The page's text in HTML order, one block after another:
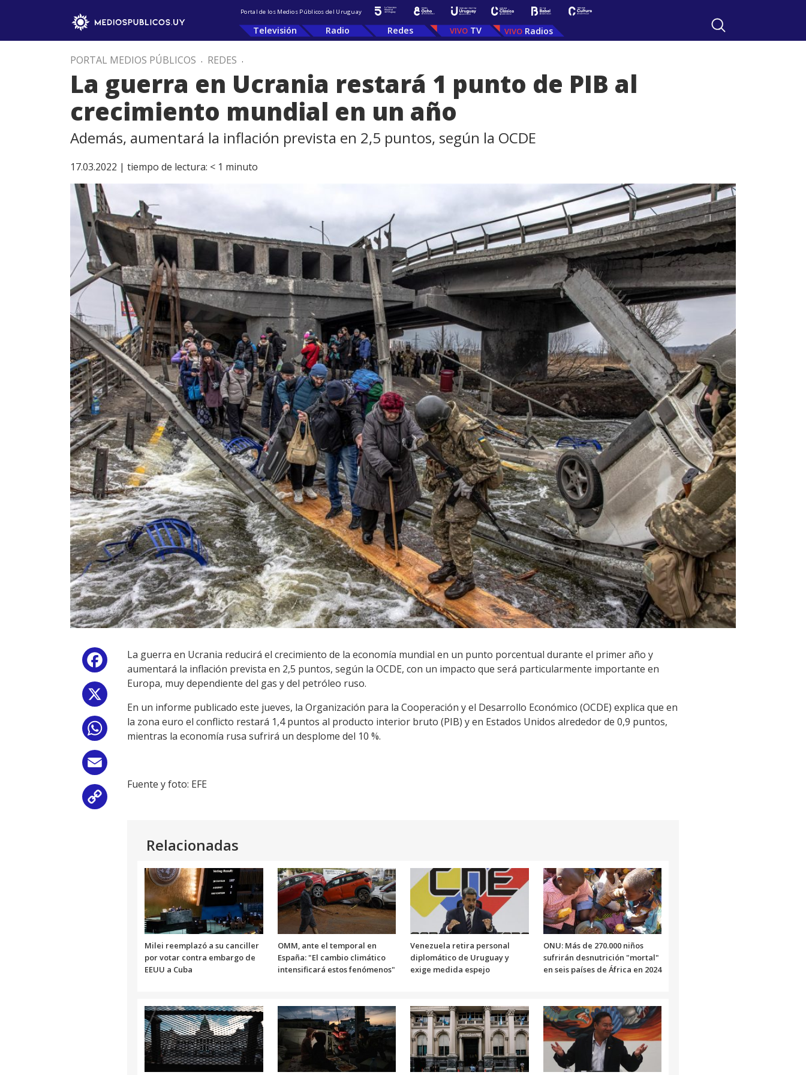
Portal de los Medios Públicos del Uruguay
Televisión Radio Redes TV Radios
PORTAL MEDIOS PÚBLICOS . REDES .
La guerra en Ucrania restará 1 punto de PIB al
crecimiento mundial en un año
Además, aumentará la inflación prevista en 2,5 puntos, según la OCDE
17.03.2022 | tiempo de lectura: < 1 minuto
Facebook
WhatsApp
La guerra en Ucrania reducirá el crecimiento de la economía mundial en un punto porcentual durante el primer año y
aumentará la inflación prevista en 2,5 puntos, según la OCDE, con un impacto que será particularmente importante en
Europa, muy dependiente del gas y del petróleo ruso.
En un informe publicado este jueves, la Organización para la Cooperación y el Desarrollo Económico (OCDE) explica que en
la zona euro el conflicto restará 1,4 puntos al producto interior bruto (PIB) y en Estados Unidos alrededor de 0,9 puntos,
mientras la economía rusa sufrirá un desplome del 10 %.
Fuente y foto: EFE
Relacionadas
Milei reemplazó a su canciller
por votar contra embargo de
EEUU a Cuba
OMM, ante el temporal en
España: "El cambio climático
intensificará estos fenómenos"
Venezuela retira personal
diplomático de Uruguay y
exige medida espejo
ONU: Más de 270.000 niños
sufrirán desnutrición "mortal"
en seis países de África en 2024